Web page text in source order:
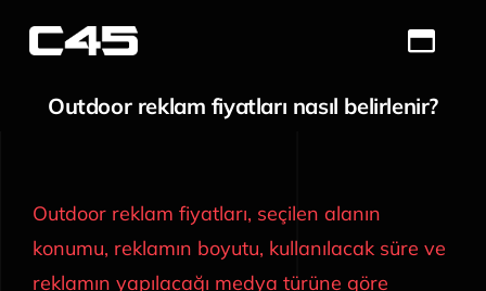
Ana Sayfa
Outdoor reklam fiyatları nasıl belirlenir?
Outdoor reklam fiyatları, seçilen alanın
konumu, reklamın boyutu, kullanılacak süre ve
reklamın yapılacağı medya türüne göre